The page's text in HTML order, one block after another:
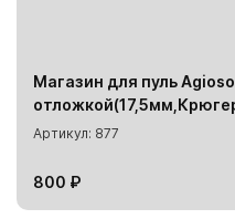
Магазин для пуль
Артикул: 877
800 ₽